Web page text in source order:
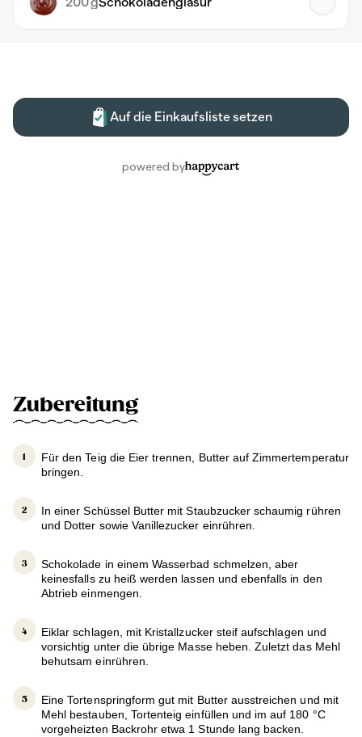
Zubereitung
Für den Teig die Eier trennen, Butter auf Zimmertemperatur
bringen.
In einer Schüssel Butter mit Staubzucker schaumig rühren
und Dotter sowie Vanillezucker einrühren.
Schokolade in einem Wasserbad schmelzen, aber
keinesfalls zu heiß werden lassen und ebenfalls in den
Abtrieb einmengen.
Eiklar schlagen, mit Kristallzucker steif aufschlagen und
vorsichtig unter die übrige Masse heben. Zuletzt das Mehl
behutsam einrühren.
Eine Tortenspringform gut mit Butter ausstreichen und mit
Mehl bestauben, Tortenteig einfüllen und im auf 180 °C
vorgeheizten Backrohr etwa 1 Stunde lang backen.